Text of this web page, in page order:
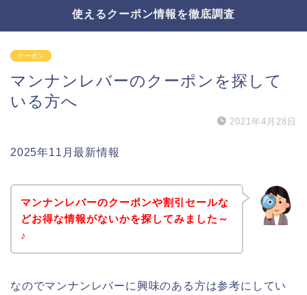
使えるクーポン情報を徹底調査
クーポン
マンナンレバーのクーポンを探して
いる方へ
2021年4月28日
2025年11月最新情報
マンナンレバーのクーポンや割引セールな
どお得な情報がないかを探してみました～
♪
なのでマンナンレバーに興味のある方は参考にしてい